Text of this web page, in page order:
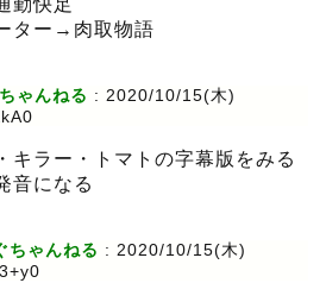
勤快足
ター→肉取物語
ゃんねる : 2020/10/15(木)
キラー・トマトの字幕版をみる
音になる
ちゃんねる : 2020/10/15(木)